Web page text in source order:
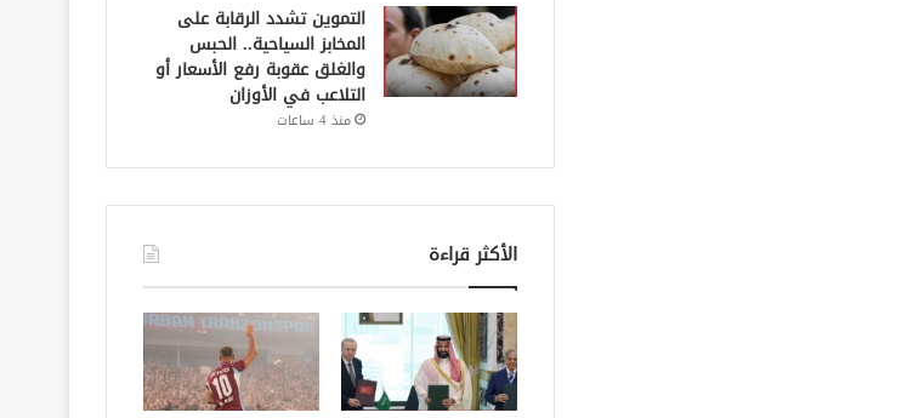
التموين تشدد الرقابة على
المخابز السياحية.. الحبس
والغلق عقوبة رفع الأسعار أو
التلاعب في الأوزان
منذ 4 ساعات
الأكثر قراءة